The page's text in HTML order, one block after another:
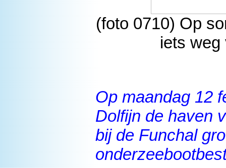
(foto 0710) Op
iets weg
Op maandag 12
Dolfijn de haven
bij de Funchal